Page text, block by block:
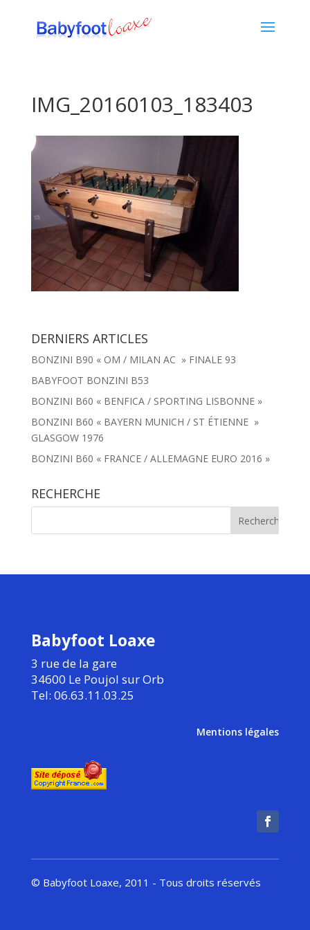
IMG_20160103_183403
DERNIERS ARTICLES
BONZINI B90 « OM / MILAN AC » FINALE 93
BABYFOOT BONZINI B53
BONZINI B60 « BENFICA / SPORTING LISBONNE »
BONZINI B60 « BAYERN MUNICH / ST ÉTIENNE »
GLASGOW 1976
BONZINI B60 « FRANCE / ALLEMAGNE EURO 2016 »
RECHERCHE
Babyfoot Loaxe
3 rue de la gare
34600 Le Poujol sur Orb
Tel: 06.63.11.03.25
Mentions légales
© Babyfoot Loaxe, 2011 - Tous droits réservés